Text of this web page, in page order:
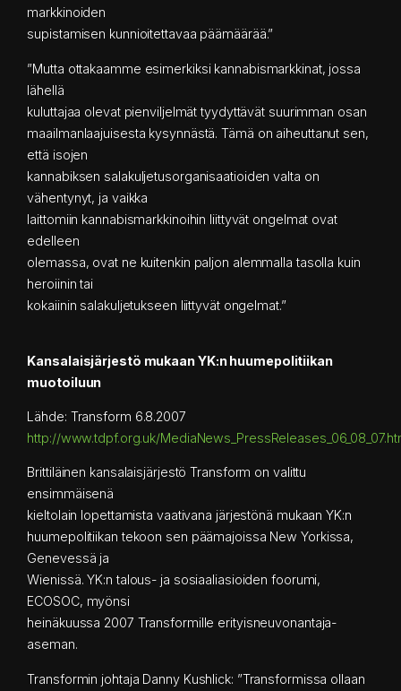
markkinoiden
supistamisen kunnioitettavaa päämäärää.”
”Mutta ottakaamme esimerkiksi kannabismarkkinat, jossa
lähellä
kuluttajaa olevat pienviljelmät tyydyttävät suurimman osan
maailmanlaajuisesta kysynnästä. Tämä on aiheuttanut sen,
että isojen
kannabiksen salakuljetusorganisaatioiden valta on
vähentynyt, ja vaikka
laittomiin kannabismarkkinoihin liittyvät ongelmat ovat
edelleen
olemassa, ovat ne kuitenkin paljon alemmalla tasolla kuin
heroiinin tai
kokaiinin salakuljetukseen liittyvät ongelmat.”
Kansalaisjärjestö mukaan YK:n huumepolitiikan
muotoiluun
Lähde: Transform 6.8.2007
http://www.tdpf.org.uk/
Brittiläinen kansalaisjärjestö Transform on valittu
ensimmäisenä
kieltolain lopettamista vaativana järjestönä mukaan YK:n
huumepolitiikan tekoon sen päämajoissa New Yorkissa,
Genevessä ja
Wienissä. YK:n talous- ja sosiaaliasioiden foorumi,
ECOSOC, myönsi
heinäkuussa 2007 Transformille erityisneuvonantaja-
aseman.
Transformin johtaja Danny Kushlick: ”Transformissa ollaan